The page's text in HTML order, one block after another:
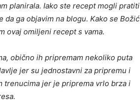
planirala. Iako ste recept mogli pratiti
ga objavim na blogu. Kako se Božić
ovaj omiljeni recept s vama.
obično ih pripremam nekoliko puta
jer su jednostavni za pripremu i
trenucima jer je priprema vrlo brza i